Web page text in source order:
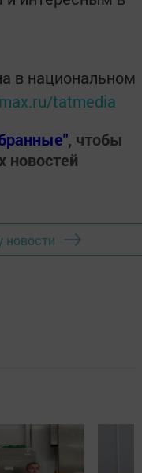
в национальном
tatmedia
, чтобы
новостей
новости